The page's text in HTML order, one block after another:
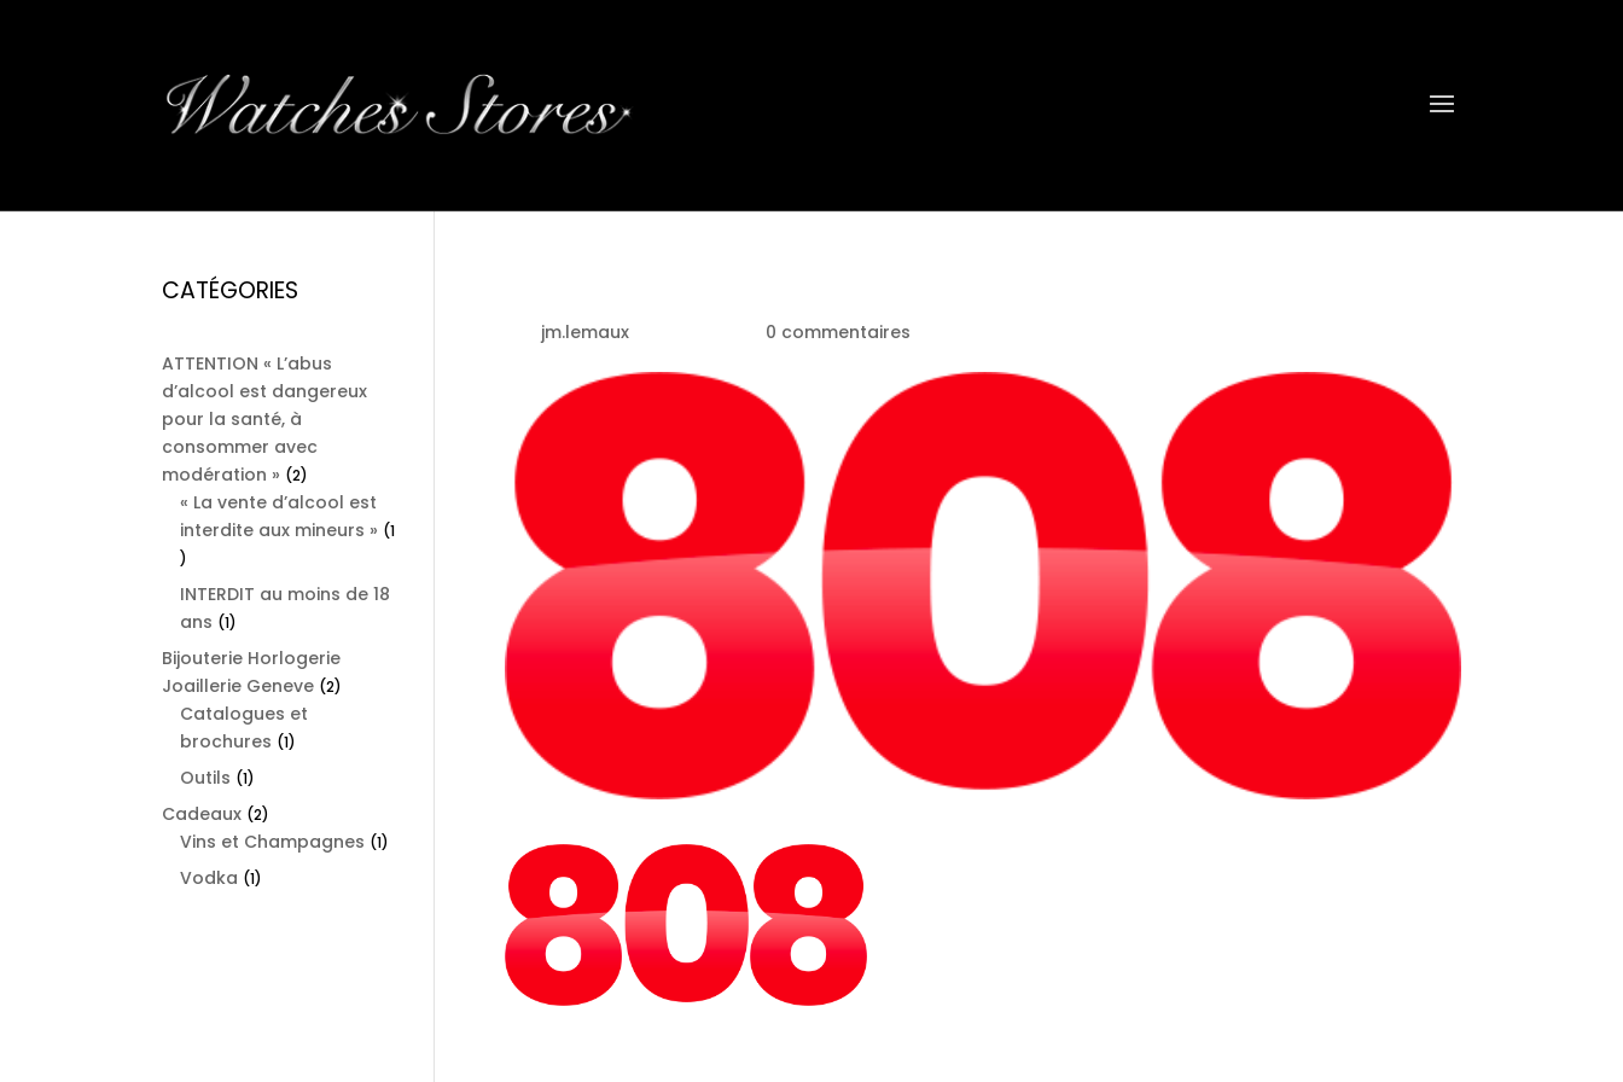
jm.lemaux| 0 commentaires
CATÉGORIES
ATTENTION « L’abus
d’alcool est dangereux
pour la santé, à
consommer avec
modération »
22
products
« La vente d’alcool est
interdite aux mineurs »
1
1
product
INTERDIT au moins de 18
ans
11
product
Bijouterie Horlogerie
Joaillerie Geneve
22
Catalogues et
brochures
11
Outils 11
product
Cadeaux 22
products
Vins et Champagnes 11
Vodka 11